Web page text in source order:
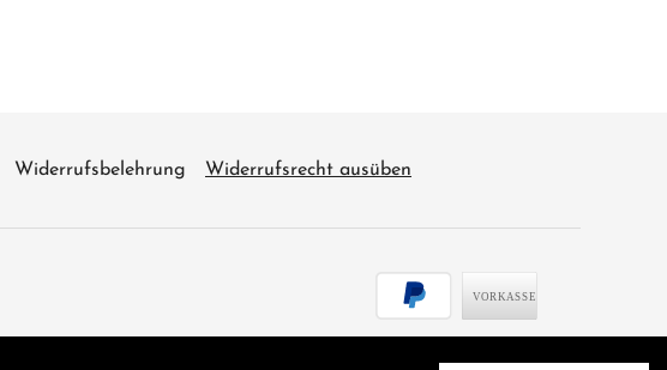
Widerrufsbelehrung Widerrufsrecht ausüben
Zahlungsarten